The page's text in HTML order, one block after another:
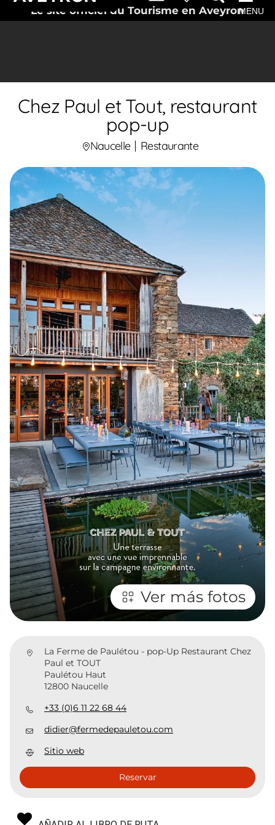
Le site officiel du Tourisme en AveyronMENU
Chez Paul et Tout, restaurant
pop-up
Naucelle Restaurante
Ver más fotos
La Ferme de Paulétou - pop-Up Restaurant Chez
Paul et TOUT
Paulétou Haut
12800 Naucelle
+33 (0)6 11 22 68 44
didier@fermedepauletou.com
Sitio web
Reservar